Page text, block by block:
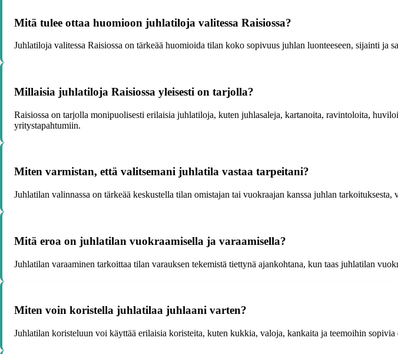
Mitä tulee ottaa huomioon juhlatiloja valitessa Raisiossa?
Juhlatiloja valitessa Raisiossa on tärkeää huomioida tilan koko sopivuus juhlan luonteeseen, sijainti ja
Millaisia juhlatiloja Raisiossa yleisesti on tarjolla?
Raisiossa on tarjolla monipuolisesti erilaisia juhlatiloja, kuten juhlasaleja, kartanoita, ravintoloita,
yritystapahtumiin.
Miten varmistan, että valitsemani juhlatila vastaa tarpeitani?
Juhlatilan valinnassa on tärkeää keskustella tilan omistajan tai vuokraajan kanssa juhlan
Mitä eroa on juhlatilan vuokraamisella ja varaamisella?
Juhlatilan varaaminen tarkoittaa tilan varauksen tekemistä tiettynä ajankohtana, kun taas juhlatilan
Miten voin koristella juhlatilaa juhlaani varten?
Juhlatilan koristeluun voi käyttää erilaisia koristeita, kuten kukkia, valoja, kankaita ja teemoihin